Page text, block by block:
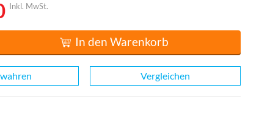
Inkl. MwSt.
In den Warenkorb
Vergleichen